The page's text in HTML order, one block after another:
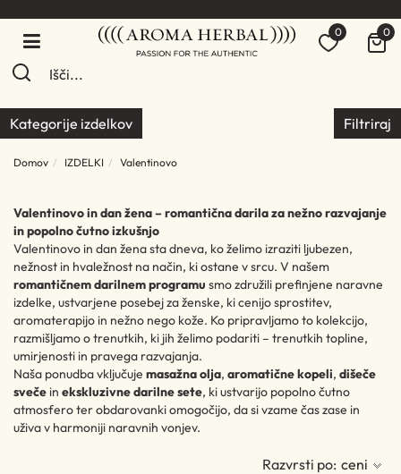
0 0
Kategorije izdelkov Filtriraj
Domov IZDELKI Valentinovo
Valentinovo in dan žena – romantična darila za nežno razvajanje
in popolno čutno izkušnjo
Valentinovo in dan žena sta dneva, ko želimo izraziti ljubezen,
nežnost in hvaležnost na način, ki ostane v srcu. V našem
romantičnem darilnem programu smo združili prefinjene naravne
izdelke, ustvarjene posebej za ženske, ki cenijo sprostitev,
aromaterapijo in nežno nego kože. Ko pripravljamo to kolekcijo,
razmišljamo o trenutkih, ki jih želimo podariti – trenutkih topline,
umirjenosti in pravega razvajanja.
Naša ponudba vključuje masažna olja, aromatične kopeli, dišeče
svečein ekskluzivne darilne sete, ki ustvarijo popolno čutno
atmosfero ter obdarovanki omogočijo, da si vzame čas zase in
uživa v harmoniji naravnih vonjev.
Razvrsti po: ceni